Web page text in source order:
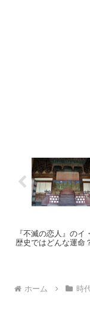
『不滅の恋人』の
歴史ではどんな運命
ホーム 時